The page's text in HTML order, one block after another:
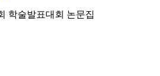
학술발표대회 논문집